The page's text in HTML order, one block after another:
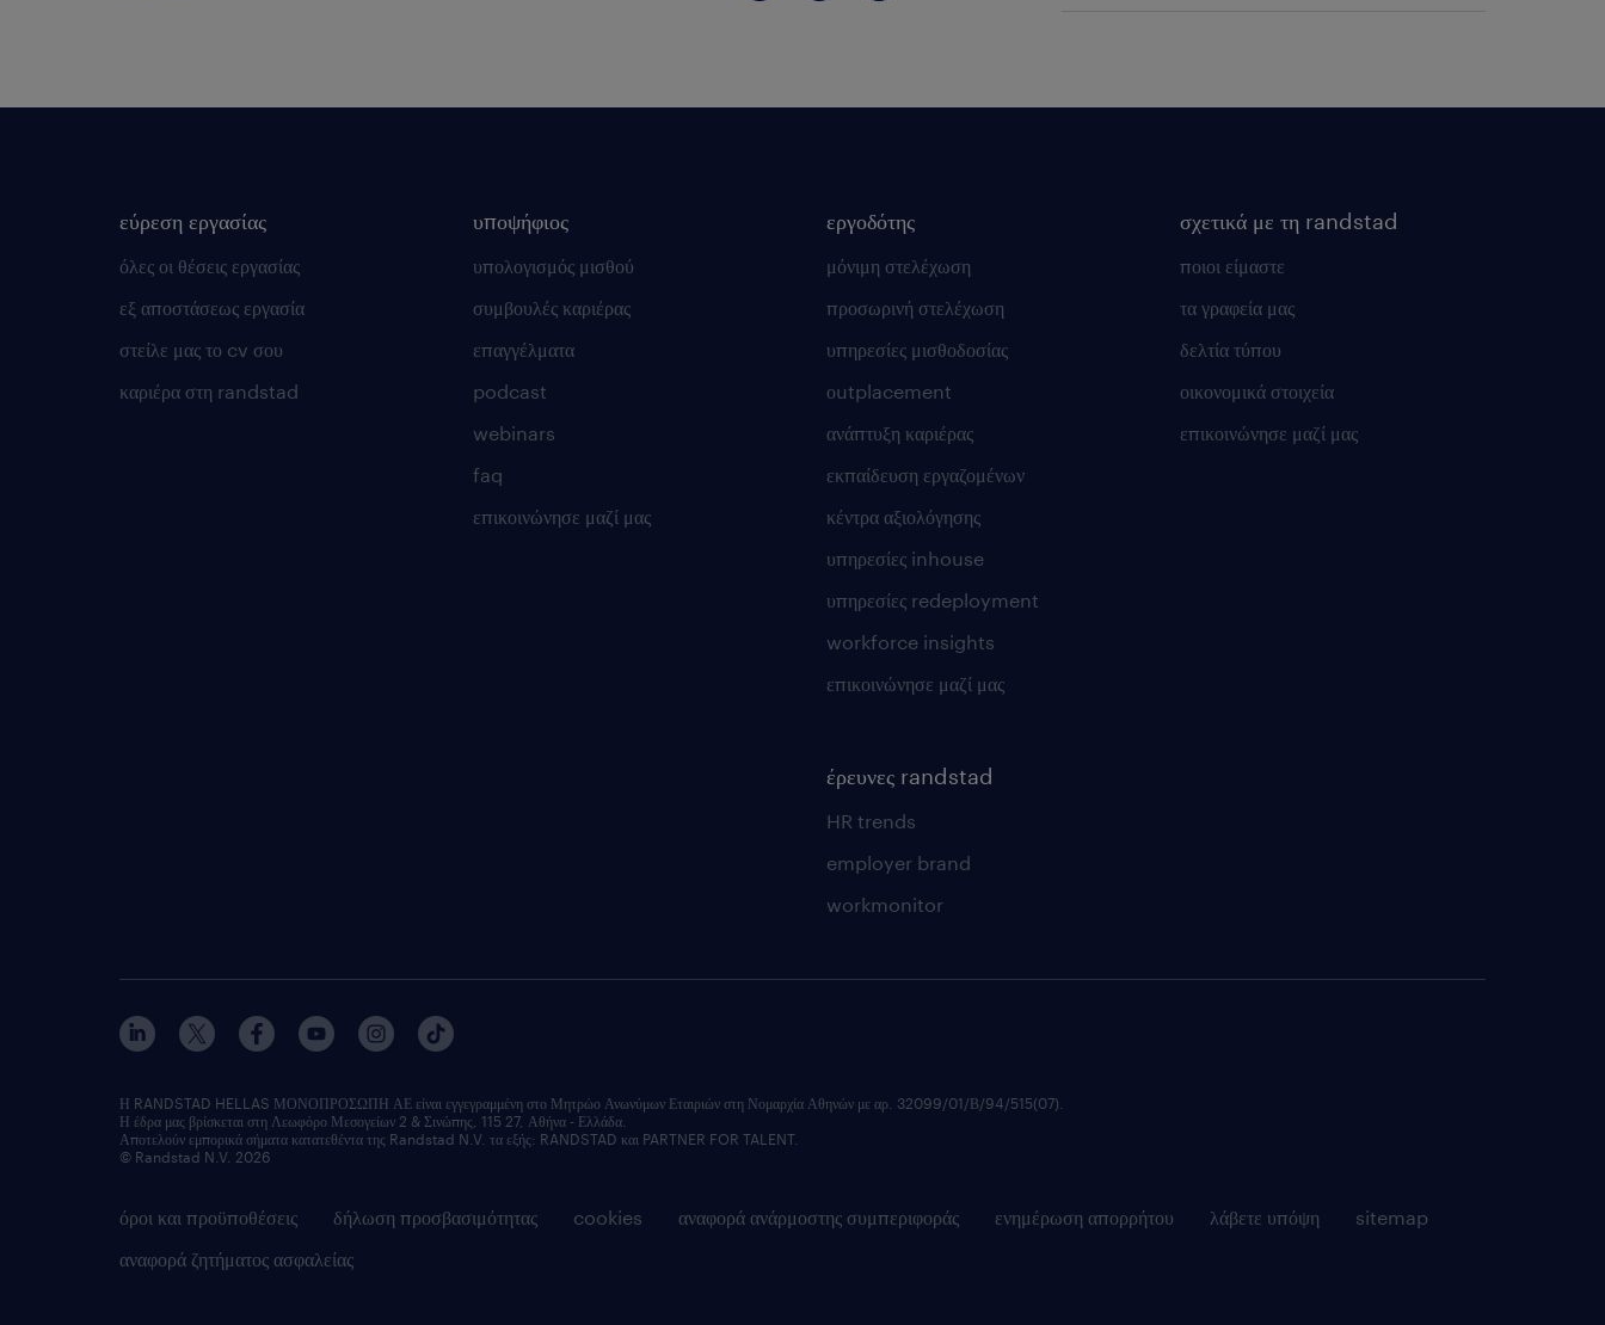
εύρεση εργασίας
όλες οι θέσεις εργασίας
εξ αποστάσεως εργασία
στείλε μας το cv σου
καριέρα στη randstad
υποψήφιος
υπολογισμός μισθού
συμβουλές καριέρας
επαγγέλματα
podcast
webinars
faq
επικοινώνησε μαζί μας
εργοδότης
μόνιμη στελέχωση
προσωρινή στελέχωση
υπηρεσίες μισθοδοσίας
οutplacement
ανάπτυξη καριέρας
εκπαίδευση εργαζομένων
κέντρα αξιολόγησης
υπηρεσίες inhouse
υπηρεσίες redeployment
workforce insights
επικοινώνησε μαζί μας
έρευνες randstad
HR trends
employer brand
workmonitor
σχετικά με τη randstad
ποιοι είμαστε
τα γραφεία μας
δελτία τύπου
οικονομικά στοιχεία
επικοινώνησε μαζί μας
όροι και προϋποθέσεις δήλωση προσβασιμότητας cookies αναφορά ανάρμοστης συμπεριφοράς ενημέρωση απορρήτου λάβετε υπόψη
sitemap
αναφορά ζητήματος ασφαλείας
Η RANDSTAD HELLAS ΜΟΝΟΠΡΟΣΩΠΗ ΑΕ είναι εγγεγραμμένη στο Μητρώο Ανωνύμων Εταιριών στη Νομαρχία Αθηνών με αρ. 32099/01/Β/94/515(07).
Η έδρα μας βρίσκεται στη Λεωφόρο Μεσογείων 2 & Σινώπης, 115 27, Αθήνα - Ελλάδα.
Αποτελούν εμπορικά σήματα κατατεθέντα της Randstad N.V. τα εξής: RANDSTAD και PARTNER FOR TALENT.
© Randstad N.V. 2026